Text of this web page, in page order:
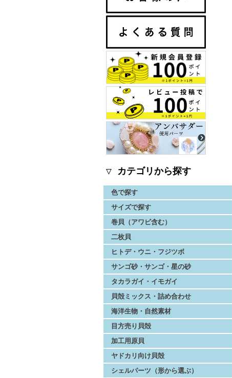
▽ カテゴリから探す
色で探す
サイズで探す
巻貝（アワビ含む）
二枚貝
ヒトデ・ウニ・フジツボ
サンゴ砂・サンゴ・星の砂
タカラガイ・イモガイ
貝殻ミックス・詰め合わせ
海洋生物・自然素材
目方売り貝殻
加工用原貝
ヤドカリ向け貝殻
シェルパーツ（形から選ぶ）